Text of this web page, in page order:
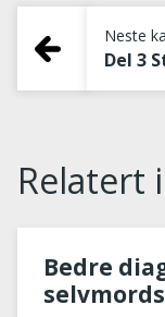
Neste
Relatert
Bedre